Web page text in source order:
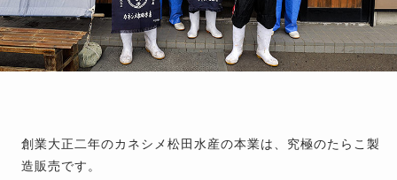
創業大正二年のカネシメ松田水産の本業は、究極のたらこ製
造販売です。